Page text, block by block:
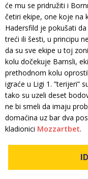
će mu se pridružiti i
četiri ekipe, one koje na
Hadersfild je pokušati
treći ili šesti, u principu
da su sve ekipe u toj
kolu dočekuje Barnsli,
prethodnom kolu
igraće u Ligi 1. ”terijeri”
tako su uzeli deset
ne bi smeli da imaju
domaćina uz bar dva
kladionici Mozzartbet.